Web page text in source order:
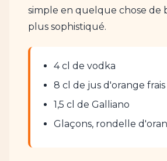
simple en quelque chose de
plus sophistiqué.
4 cl de vodka
8 cl de jus d'orange frais
1,5 cl de Galliano
Glaçons, rondelle